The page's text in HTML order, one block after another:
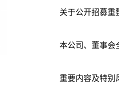
关于公开招募重
本公司、董事会
重要内容及特别